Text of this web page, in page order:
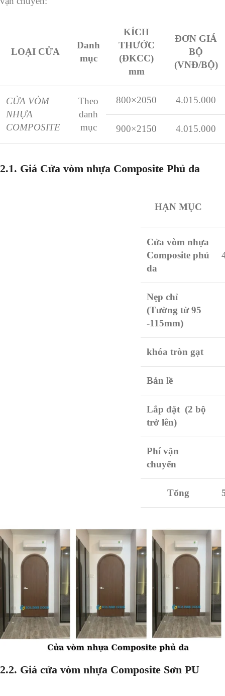
LOẠI CỬA
Danh
mục
KÍCH
THƯỚC
(ĐKCC)
mm
ĐƠN GIÁ
BỘ
(VNĐ/BỘ)
CỬA VÒM
NHỰA
COMPOSITE
Theo
danh
mục
800×2050 4.015.000
900×2150 4.015.000
2.1. Giá Cửa vòm nhựa Composite Phủ da
HẠN MỤC
Cửa vòm nhựa
Composite phủ
da
Nẹp chỉ
(Tường từ 95
-115mm)
khóa tròn gạt
Bản lề
Lắp đặt (2 bộ
trở lên)
Phí vận
chuyển
Tổng
2.2. Giá cửa vòm nhựa Composite Sơn PU